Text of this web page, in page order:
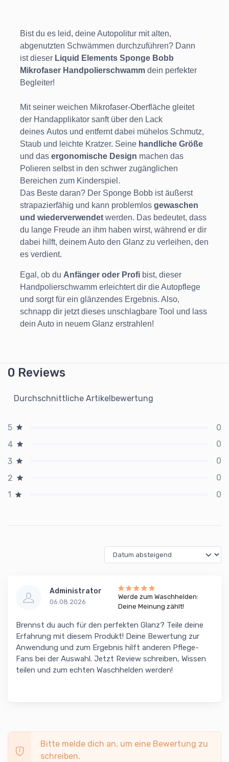
Bist du es leid, deine Autopolitur mit alten,
abgenutzten Schwämmen durchzuführen? Dann
ist dieser Liquid Elements Sponge Bobb
Mikrofaser Handpolierschwamm dein perfekter
Begleiter!
Mit seiner weichen Mikrofaser-Oberfläche gleitet
der Handapplikator sanft über den Lack
deines Autos und entfernt dabei mühelos Schmutz,
Staub und leichte Kratzer. Seine handliche Größe
und das ergonomische Design machen das
Polieren selbst in den schwer zugänglichen
Bereichen zum Kinderspiel.
Das Beste daran? Der Sponge Bobb ist äußerst
strapazierfähig und kann problemlos gewaschen
und wiederverwendet werden. Das bedeutet, dass
du lange Freude an ihm haben wirst, während er dir
dabei hilft, deinem Auto den Glanz zu verleihen, den
es verdient.
Egal, ob du Anfänger oder Profi bist, dieser
Handpolierschwamm erleichtert dir die Autopflege
und sorgt für ein glänzendes Ergebnis. Also,
schnapp dir jetzt dieses unschlagbare Tool und lass
dein Auto in neuem Glanz erstrahlen!
0 Reviews
Durchschnittliche Artikelbewertung
5
0
4
0
3
0
2
0
1
0
Administrator
06.08.2026
Werde zum Waschhelden:
Deine Meinung zählt!
Brennst du auch für den perfekten Glanz? Teile deine
Erfahrung mit diesem Produkt! Deine Bewertung zur
Anwendung und zum Ergebnis hilft anderen Pflege-
Fans bei der Auswahl. Jetzt Review schreiben, Wissen
teilen und zum echten Waschhelden werden!
Bitte melde dich an, um eine Bewertung zu
schreiben.